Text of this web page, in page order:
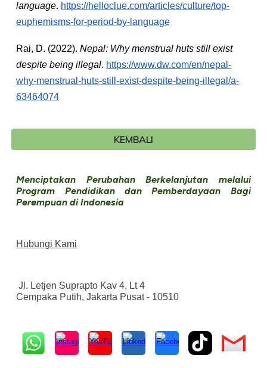
language. https://helloclue.com/articles/culture/top-
euphemisms-for-period-by-language
Rai, D. (2022).Nepal: Why menstrual huts still exist
despite being illegal. https://www.dw.com/en/nepal-
why-menstrual-huts-still-exist-despite-being-illegal/a-
63464074
KEMBALI
Menciptakan Perubahan Berkelanjutan melalui
Program Pendidikan dan Pemberdayaan Bagi
Perempuan di Indonesia
Hubungi Kami
Jl. Letjen Suprapto Kav 4, Lt 4
Cempaka Putih, Jakarta Pusat - 10510